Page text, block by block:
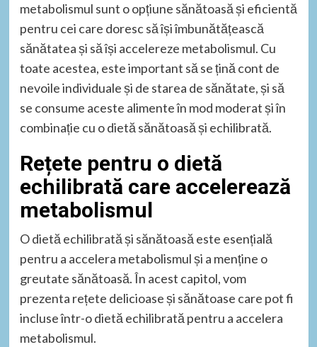
metabolismul sunt o opțiune sănătoasă și eficientă
pentru cei care doresc să își îmbunătățească
sănătatea și să își accelereze metabolismul. Cu
toate acestea, este important să se țină cont de
nevoile individuale și de starea de sănătate, și să
se consume aceste alimente în mod moderat și în
combinație cu o dietă sănătoasă și echilibrată.
Rețete pentru o dietă
echilibrată care accelerează
metabolismul
O dietă echilibrată și sănătoasă este esențială
pentru a accelera metabolismul și a menține o
greutate sănătoasă. În acest capitol, vom
prezenta rețete delicioase și sănătoase care pot fi
incluse într-o dietă echilibrată pentru a accelera
metabolismul.